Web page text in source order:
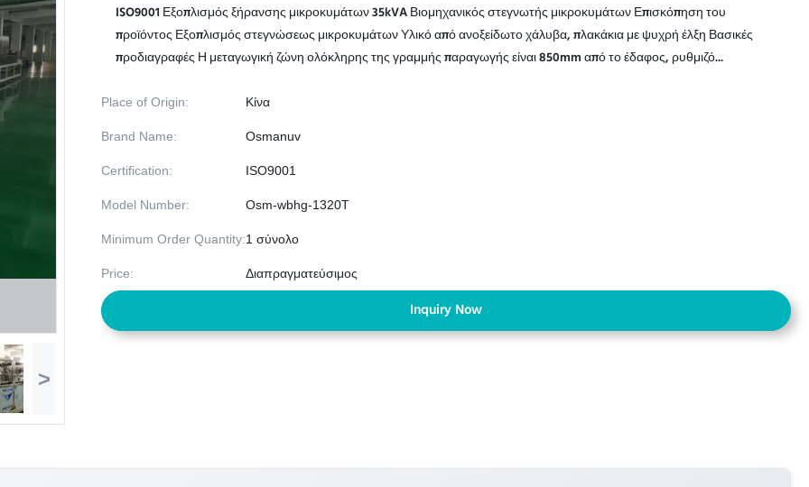
>
ISO9001 Εξοπλισμός ξήρανσης μικροκυμάτων 35kVA Βιομηχανικός στεγνωτής μικροκυμάτων Επισκόπηση του
προϊόντος Εξοπλισμός στεγνώσεως μικροκυμάτων Υλικό από ανοξείδωτο χάλυβα, πλακάκια με ψυχρή έλξη Βασικές
προδιαγραφές Η μεταγωγική ζώνη ολόκληρης της γραμμής παραγωγής είναι 850mm από το έδαφος, ρυθμιζό...
Place of Origin: Κίνα
Brand Name: Osmanuv
Certification: ISO9001
Model Number: Osm-wbhg-1320T
Minimum Order Quantity:1 σύνολο
Price: Διαπραγματεύσιμος
Inquiry Now